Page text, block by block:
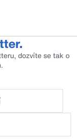
dozvíte se tak o